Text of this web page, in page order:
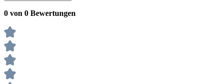
0 von 0 Bewertungen